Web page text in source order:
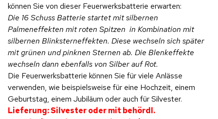
können Sie von dieser Feuerwerksbatterie erwarten:
Die 16 Schuss Batterie startet mit silbernen
Palmeneffekten mit roten Spitzen in Kombination mit
silbernen Blinksterneffekten. Diese wechseln sich später
mit grünen und pinknen Sternen ab. Die Blenkeffekte
wechseln dann ebenfalls von Silber auf Rot.
Die Feuerwerksbatterie können Sie für viele Anlässe
verwenden, wie beispielsweise für eine Hochzeit, einem
Geburtstag, einem Jubiläum oder auch für Silvester.
Lieferung: Silvester oder mit behördl.